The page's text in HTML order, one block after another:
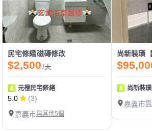
民宅修繕磁磚修改
$2,500/天
元橙民宅修繕
5.0
(3)
嘉義市與其他5個
尚新裝
嘉義市